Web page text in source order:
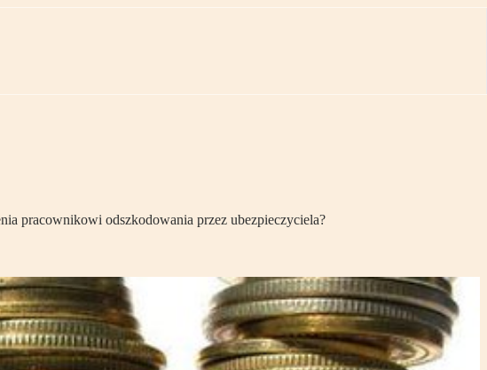
pracownikowi odszkodowania przez ubezpieczyciela?